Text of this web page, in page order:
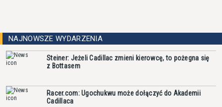
NAJNOWSZE WYDARZENIA
Steiner: Jeżeli Cadillac zmieni kierowcę, to pożegna się
z Bottasem
Racer.com: Ugochukwu może dołączyć do Akademii
Cadillaca